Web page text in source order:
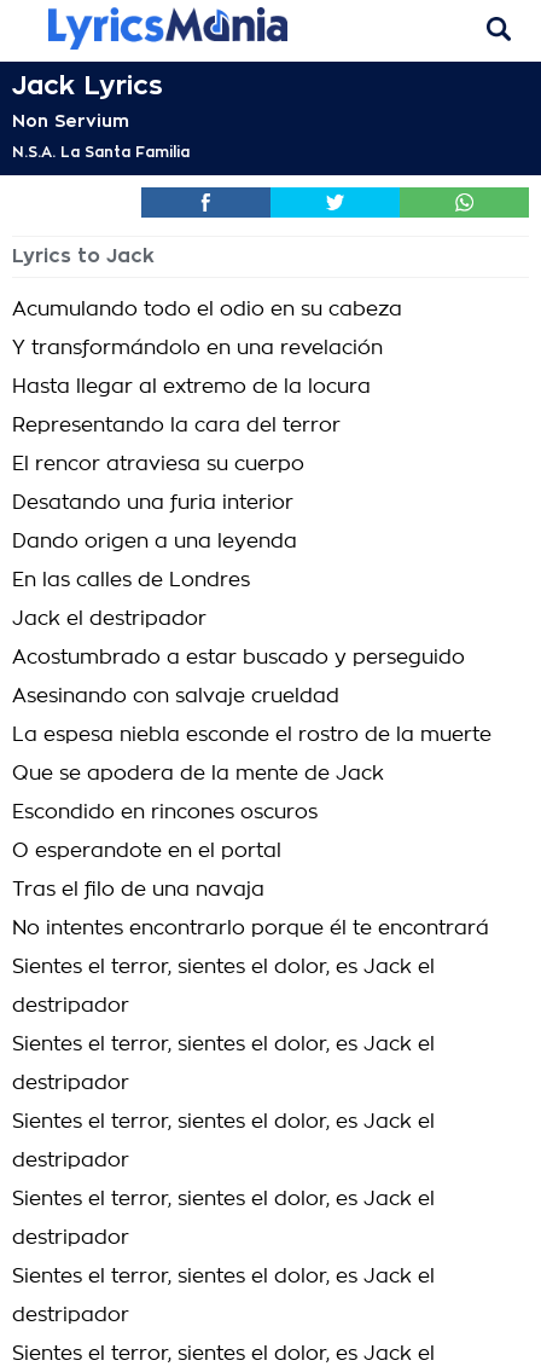
Jack Lyrics
Non Servium
N.S.A. La Santa Familia
Lyrics to Jack
Acumulando todo el odio en su cabeza
Y transformándolo en una revelación
Hasta llegar al extremo de la locura
Representando la cara del terror
El rencor atraviesa su cuerpo
Desatando una furia interior
Dando origen a una leyenda
En las calles de Londres
Jack el destripador
Acostumbrado a estar buscado y perseguido
Asesinando con salvaje crueldad
La espesa niebla esconde el rostro de la muerte
Que se apodera de la mente de Jack
Escondido en rincones oscuros
O esperandote en el portal
Tras el filo de una navaja
No intentes encontrarlo porque él te encontrará
Sientes el terror, sientes el dolor, es Jack el
destripador
Sientes el terror, sientes el dolor, es Jack el
destripador
Sientes el terror, sientes el dolor, es Jack el
destripador
Sientes el terror, sientes el dolor, es Jack el
destripador
Sientes el terror, sientes el dolor, es Jack el
destripador
Sientes el terror, sientes el dolor, es Jack el